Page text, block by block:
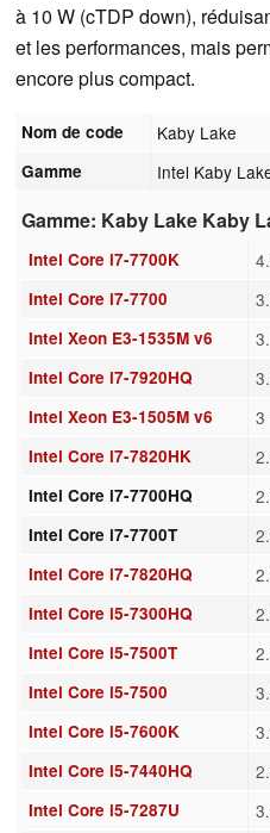
à 10 W (cTDP down),
et les performances, mais
encore plus compact.
Nom de code Kaby Lake
Gamme Intel Kaby
Gamme: Kaby Lake Kaby
Intel Core i7-7700K
Intel Core i7-7700
Intel Xeon E3-1535M v6
Intel Core i7-7920HQ
Intel Xeon E3-1505M v6 3
Intel Core i7-7820HK
Intel Core i7-7700HQ
Intel Core i7-7700T
Intel Core i7-7820HQ
Intel Core i5-7300HQ
Intel Core i5-7500T
Intel Core i5-7500
Intel Core i5-7600K
Intel Core i5-7440HQ
Intel Core i5-7287U